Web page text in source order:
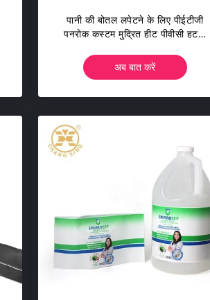
पानी की बोतल लपेटने के लिए पीईटीजी
पनरोक कस्टम मुद्रित हीट पीवीसी हटना
अब बात करें